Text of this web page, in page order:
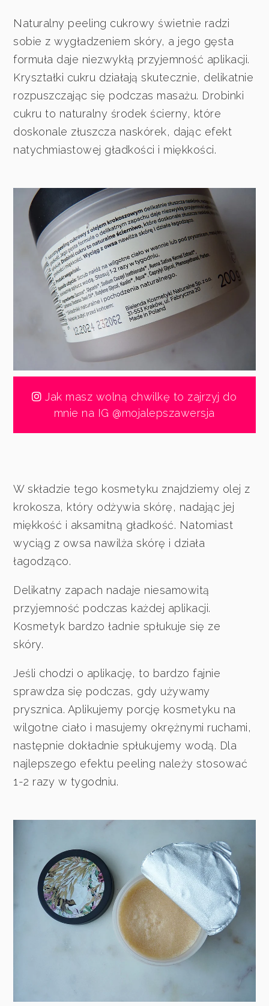
Naturalny peeling cukrowy świetnie radzi
sobie z wygładzeniem skóry, a jego gęsta
formuła daje niezwykłą przyjemność aplikacji.
Kryształki cukru działają skutecznie, delikatnie
rozpuszczając się podczas masażu. Drobinki
cukru to naturalny środek ścierny, które
doskonale złuszcza naskórek, dając efekt
natychmiastowej gładkości i miękkości.
Jak masz wolną chwilkę to zajrzyj do
mnie na IG @mojalepszawersja
W składzie tego kosmetyku znajdziemy olej z
krokosza, który odżywia skórę, nadając jej
miękkość i aksamitną gładkość. Natomiast
wyciąg z owsa nawilża skórę i działa
łagodząco.
Delikatny zapach nadaje niesamowitą
przyjemność podczas każdej aplikacji.
Kosmetyk bardzo ładnie spłukuje się ze
skóry.
Jeśli chodzi o aplikację, to bardzo fajnie
sprawdza się podczas, gdy używamy
prysznica. Aplikujemy porcję kosmetyku na
wilgotne ciało i masujemy okrężnymi ruchami,
następnie dokładnie spłukujemy wodą. Dla
najlepszego efektu peeling należy stosować
1-2 razy w tygodniu.